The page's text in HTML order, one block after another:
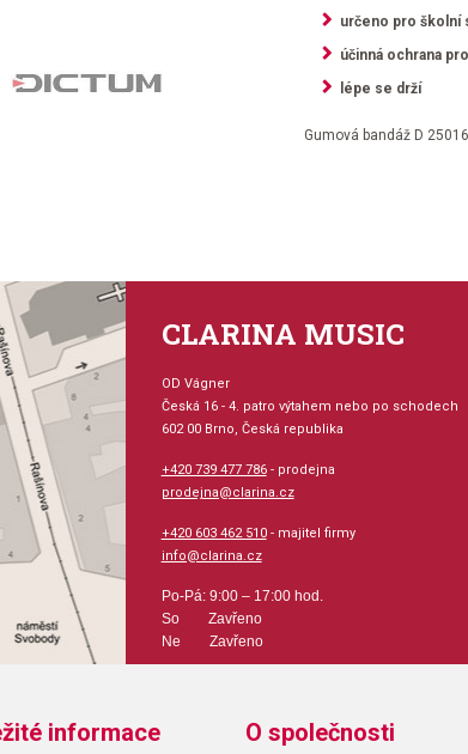
určeno pro školní
účinná ochrana
lépe se drží
Gumová bandáž D
CLARINA MUSIC
OD Vágner
Česká 16 - 4. patro výtahem nebo po schodech
602 00 Brno, Česká republika
+420 739 477 786- prodejna
prodejna@clarina.cz
+420 603 462 510- majitel firmy
info@clarina.cz
Po-Pá: 9:00 – 17:00 hod.
So Zavřeno
Ne Zavřeno
informace O společnosti